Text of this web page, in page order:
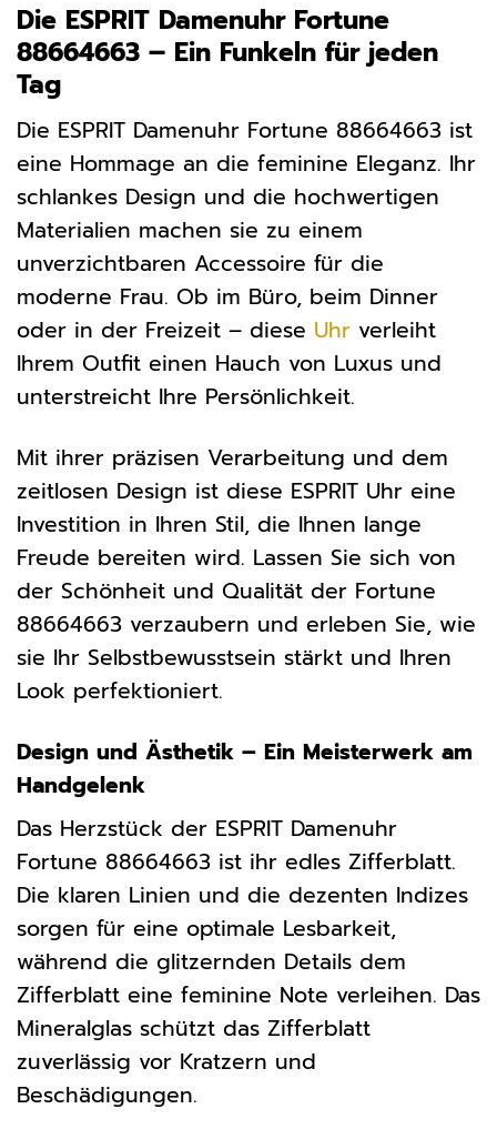
Die ESPRIT Damenuhr Fortune
88664663 – Ein Funkeln für jeden
Tag
Die ESPRIT Damenuhr Fortune 88664663 ist
eine Hommage an die feminine Eleganz. Ihr
schlankes Design und die hochwertigen
Materialien machen sie zu einem
unverzichtbaren Accessoire für die
moderne Frau. Ob im Büro, beim Dinner
oder in der Freizeit – diese Uhr verleiht
Ihrem Outfit einen Hauch von Luxus und
unterstreicht Ihre Persönlichkeit.
Mit ihrer präzisen Verarbeitung und dem
zeitlosen Design ist diese ESPRIT Uhr eine
Investition in Ihren Stil, die Ihnen lange
Freude bereiten wird. Lassen Sie sich von
der Schönheit und Qualität der Fortune
88664663 verzaubern und erleben Sie, wie
sie Ihr Selbstbewusstsein stärkt und Ihren
Look perfektioniert.
Design und Ästhetik – Ein Meisterwerk am
Handgelenk
Das Herzstück der ESPRIT Damenuhr
Fortune 88664663 ist ihr edles Zifferblatt.
Die klaren Linien und die dezenten Indizes
sorgen für eine optimale Lesbarkeit,
während die glitzernden Details dem
Zifferblatt eine feminine Note verleihen. Das
Mineralglas schützt das Zifferblatt
zuverlässig vor Kratzern und
Beschädigungen.